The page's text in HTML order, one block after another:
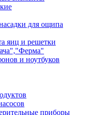
для ощипа
яиц и решетки
и ноутбуков
приборы